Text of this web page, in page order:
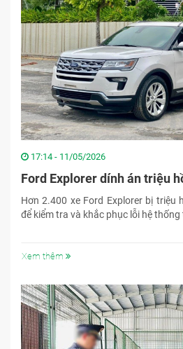
17:14 - 11/05/2026
Ford Explorer dính án triệu
Hơn 2.400 xe Ford Explorer bị triệu
để kiểm tra và khắc phục lỗi hệ thống
Xem thêm